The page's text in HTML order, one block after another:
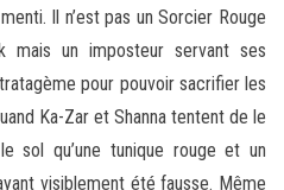
Il n’est pas un Sorcier Rouge
mais un imposteur servant ses
pour pouvoir sacrifier les
Ka-Zar et Shanna tentent de le
sol qu’une tunique rouge et un
visiblement été fausse. Même